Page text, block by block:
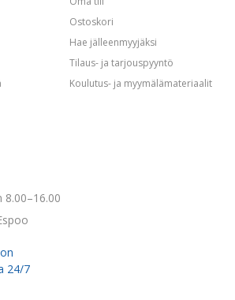
Ostoskori
Hae jälleenmyyjäksi
Tilaus- ja tarjouspyyntö
Koulutus- ja myymälämateriaalit
8.00–16.00
24/7